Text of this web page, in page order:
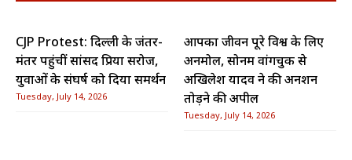
CJP Protest: दिल्ली के जंतर-
मंतर पहुंचीं सांसद प्रिया सरोज,
युवाओं के संघर्ष को दिया समर्थन
Tuesday, July 14, 2026
आपका जीवन पूरे विश्व के लिए
अनमोल, सोनम वांगचुक से
अखिलेश यादव ने की अनशन
तोड़ने की अपील
Tuesday, July 14, 2026